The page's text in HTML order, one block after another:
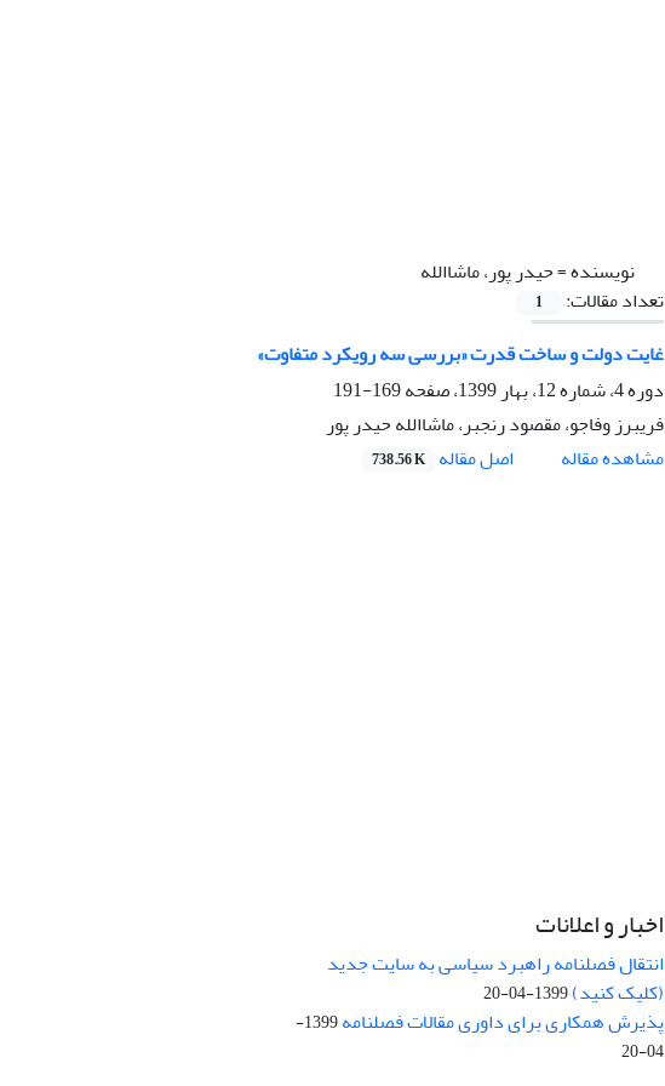
نویسنده =حیدر پور، ماشاالله
تعداد مقالات:
1
غایت دولت و ساخت قدرت «بررسی سه رویکرد متفاوت»
دوره 4، شماره 12، بهار 1399، صفحه
169-191
فریبرز وفاجو، مقصود رنجبر، ماشاالله حیدر پور
مشاهده مقاله
اصل مقاله 738.56 K
اخبار و اعلانات
انتقال فصلنامه راهبرد سیاسی به سایت جدید
(کلیک کنید)1399-04-20
پذیرش همکاری برای داوری مقالات فصلنامه
1399-
04-20